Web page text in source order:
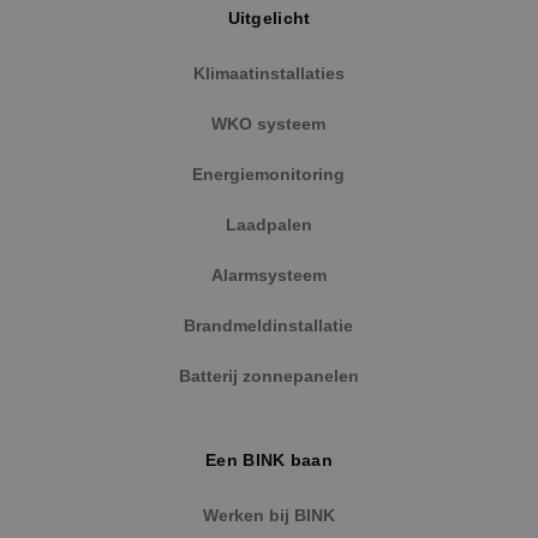
Uitgelicht
Klimaatinstallaties
WKO systeem
Energiemonitoring
Laadpalen
Alarmsysteem
Brandmeldinstallatie
Batterij zonnepanelen
Een BINK baan
Werken bij BINK
.youtube.com
Google Privacy Policy